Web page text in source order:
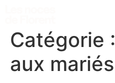
Catégorie :
aux mariés